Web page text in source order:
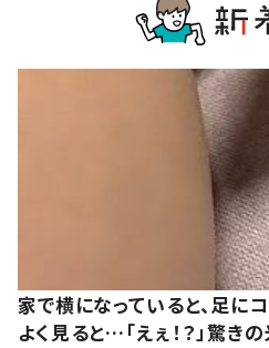
家で横になっていると、足に
よく見ると…「えぇ！？」驚き